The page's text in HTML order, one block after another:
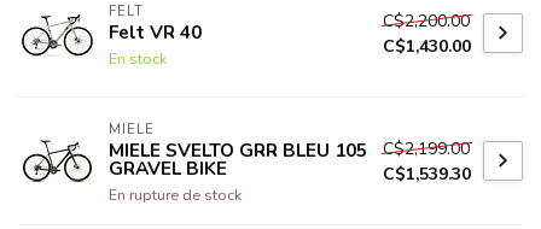
FELT
Felt VR 40
En stock
C$2,200.00
C$1,430.00
MIELE
MIELE SVELTO GRR BLEU 105
GRAVEL BIKE
En rupture de stock
C$2,199.00
C$1,539.30